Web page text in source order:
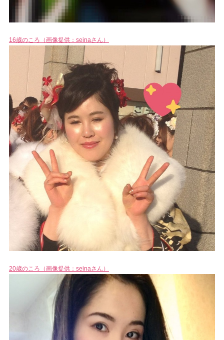
16歳のころ（画像提供：seinaさん）
20歳のころ（画像提供：seinaさん）